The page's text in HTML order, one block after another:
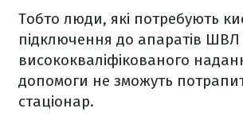
Тобто люди, які потребують
підключення до апаратів ШВЛ
висококваліфікованого
допомоги не зможуть
стаціонар.